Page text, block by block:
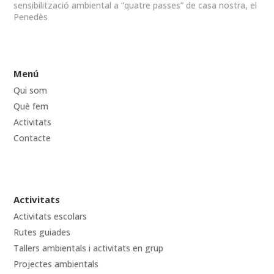
sensibilització ambiental a “quatre passes” de casa nostra, el
Penedès
Menú
Qui som
Què fem
Activitats
Contacte
Activitats
Activitats escolars
Rutes guiades
Tallers ambientals i activitats en grup
Projectes ambientals